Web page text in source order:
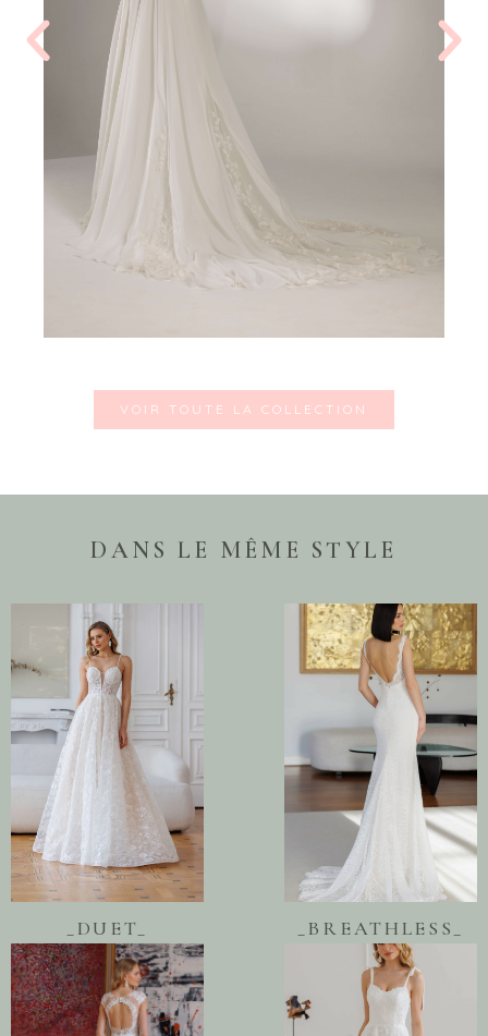
VOIR TOUTE LA COLLECTION
DANS LE MÊME STYLE
_DUET_ _BREATHLESS_